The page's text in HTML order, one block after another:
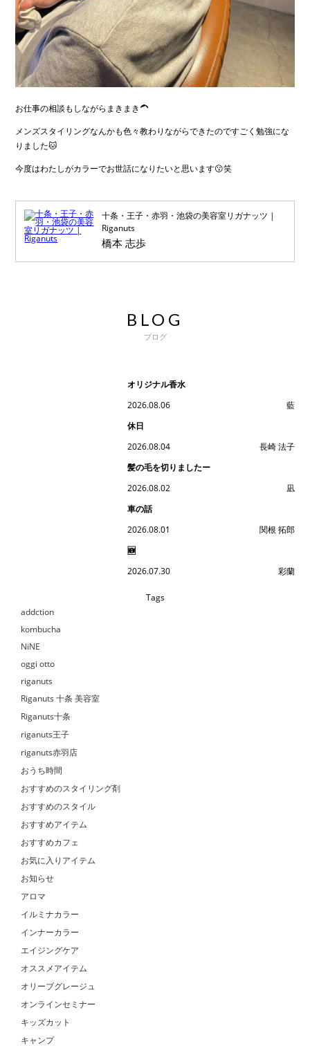
お仕事の相談もしながらまきまき🦱
メンズスタイリングなんかも色々教わりながらできたのですごく勉強にな
りました🐱
今度はわたしがカラーでお世話になりたいと思います😗笑
十条・王子・赤羽・池袋の美容室リガナッツ |
Riganuts
橋本 志歩
BLOG
ブログ
オリジナル香水
2026.08.06
藍
休日
2026.08.04
長崎 法子
髪の毛を切りましたー
2026.08.02
凪
車の話
2026.08.01
関根 拓郎
🆕
2026.07.30
彩蘭
Tags
addction
kombucha
NiNE
oggi otto
riganuts
Riganuts 十条 美容室
Riganuts十条
riganuts王子
riganuts赤羽店
おうち時間
おすすめのスタイリング剤
おすすめのスタイル
おすすめアイテム
おすすめカフェ
お気に入りアイテム
お知らせ
アロマ
イルミナカラー
インナーカラー
エイジングケア
オススメアイテム
オリーブグレージュ
オンラインセミナー
キッズカット
キャンプ